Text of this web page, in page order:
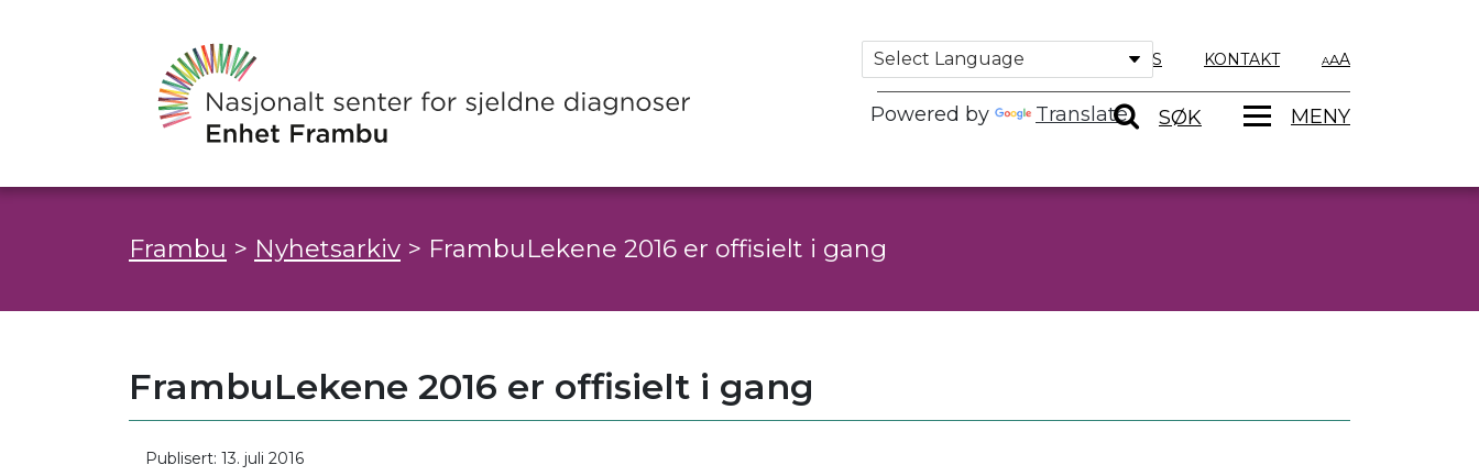
Powered by Translate
OM OSS KONTAKT A
SØK MENY
Frambu > Nyhetsarkiv > FrambuLekene 2016 er offisielt i gang
FrambuLekene 2016 er offisielt i gang
Publisert: 13. juli 2016